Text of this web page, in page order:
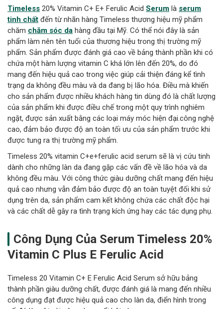
Timeless 20% Vitamin C+ E+ Ferulic Acid Serum là serum
tinh chất đến từ nhãn hàng Timeless thương hiệu mỹ phẩm
chăm chăm sóc da hàng đầu tại Mỹ. Có thể nói đây là sản
phẩm làm nên tên tuổi của thương hiệu trong thị trường mỹ
phẩm. Sản phẩm được đánh giá cao về bảng thành phần khi có
chứa một hàm lượng vitamin C khá lớn lên đến 20%, do đó
mang đến hiệu quả cao trong việc giúp cải thiện đáng kể tình
trạng da không đều màu và da đang bị lão hóa. Điều mà khiến
cho sản phẩm được nhiều khách hàng tin dùng đó là chất lượng
của sản phẩm khi được điều chế trong một quy trình nghiêm
ngặt, được sản xuất bằng các loại máy móc hiện đại.công nghệ
cao, đảm bảo được độ an toàn tối ưu của sản phẩm trước khi
được tung ra thị trường mỹ phẩm.
Timeless 20% vitamin C+e+ferulic acid serum sẽ là vị cứu tinh
dành cho những làn da đang gặp các vấn đề về lão hóa và da
không đều màu. Với công thức giàu dưỡng chất mang đến hiệu
quả cao nhưng vẫn đảm bảo được độ an toàn tuyệt đối khi sử
dụng trên da, sản phẩm cam kết không chứa các chất độc hại
và các chất dễ gây ra tình trạng kích ứng hay các tác dụng phụ.
Công Dụng Của Serum Timeless 20%
Vitamin C Plus E Ferulic Acid
Timeless 20 Vitamin C+ E Ferulic Acid Serum sở hữu bảng
thành phần giàu dưỡng chất, được đánh giá là mang đến nhiều
công dụng đạt được hiệu quả cao cho làn da, điển hình trong